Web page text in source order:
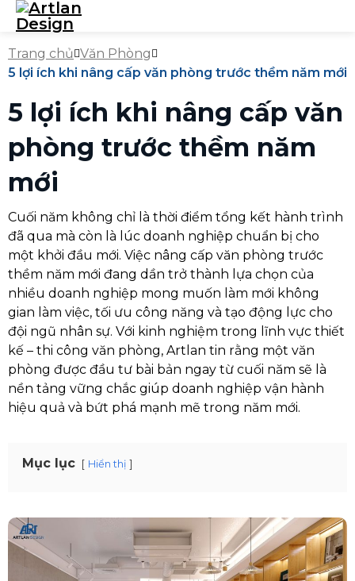
Trang chủ Văn Phòng
5 lợi ích khi nâng cấp văn phòng trước thềm năm mới
5 lợi ích khi nâng cấp văn
phòng trước thềm năm
mới
Cuối năm không chỉ là thời điểm tổng kết hành trình
đã qua mà còn là lúc doanh nghiệp chuẩn bị cho
một khởi đầu mới. Việc nâng cấp văn phòng trước
thềm năm mới đang dần trở thành lựa chọn của
nhiều doanh nghiệp mong muốn làm mới không
gian làm việc, tối ưu công năng và tạo động lực cho
đội ngũ nhân sự. Với kinh nghiệm trong lĩnh vực thiết
kế – thi công văn phòng, Artlan tin rằng một văn
phòng được đầu tư bài bản ngay từ cuối năm sẽ là
nền tảng vững chắc giúp doanh nghiệp vận hành
hiệu quả và bứt phá mạnh mẽ trong năm mới.
Mục lục Hiển thị